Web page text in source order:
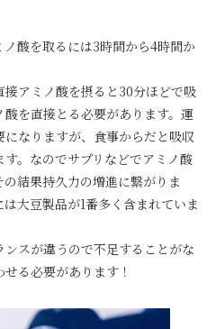
酸を取るには3時間から4時間か
アミノ酸を摂ると30分ほどで吸
を直接とる必要があります。運
なりますが、食事からだと吸収
。なのでサプリなどでアミノ酸
結果持久力の増進に繋がりま
大豆製品が1番多く含まれていま
スが違うので不足することがな
る必要があります！